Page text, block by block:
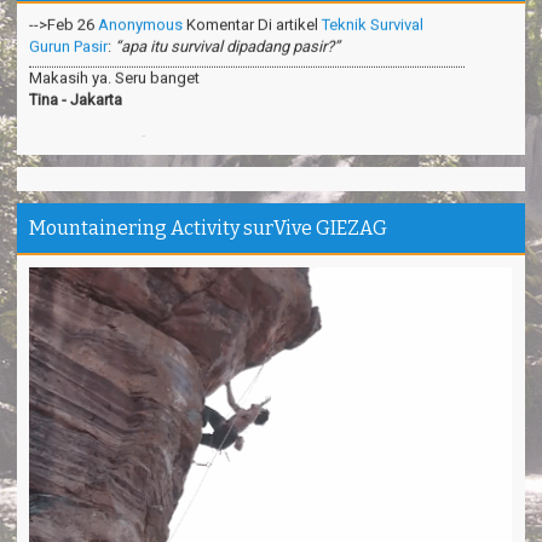
Gurun Pasir : “apa itu survival dipadang pasir?”
Makasih ya. Seru banget
Tina - Jakarta
Irgi - Medan
Outbond & Fun games nya Seru
Anis - Bandung
Thanks kang Sandi antar kami ke puncak Gn.Ciremai
David - Jakarta
Pantai Karapyak Pangandaran enjoy, seru banget
Shela - Bandung
Santirah Pangandaran SERU....
Sinta - Garut
Camping Ipukan Enjoy banget
Vina - Jakarta
Mountainering Activity surVive GIEZAG